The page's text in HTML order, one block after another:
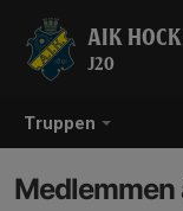
Truppen
AIK
J20